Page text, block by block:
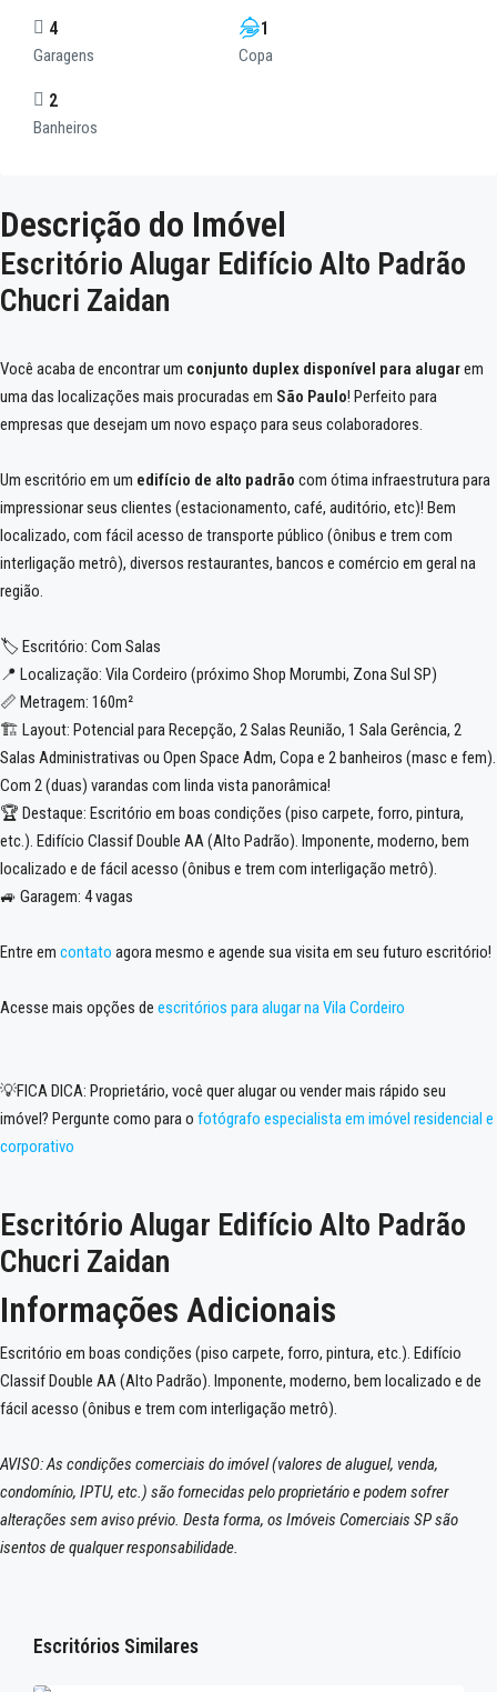
4
Garagens
1
Copa
2
Banheiros
Descrição do Imóvel
Escritório Alugar Edifício Alto Padrão
Chucri Zaidan
Você acaba de encontrar um conjunto duplex disponível para alugarem
uma das localizações mais procuradas em São Paulo! Perfeito para
empresas que desejam um novo espaço para seus colaboradores.
Um escritório em um edifício de alto padrão com ótima infraestrutura para
impressionar seus clientes (estacionamento, café, auditório, etc)! Bem
localizado, com fácil acesso de transporte público (ônibus e trem com
interligação metrô), diversos restaurantes, bancos e comércio em geral na
região.
🏷️ Escritório: Com Salas
📍 Localização: Vila Cordeiro (próximo Shop Morumbi, Zona Sul SP)
📏 Metragem: 160m²
🏗️ Layout: Potencial para Recepção, 2 Salas Reunião, 1 Sala Gerência, 2
Salas Administrativas ou Open Space Adm, Copa e 2 banheiros (masc e fem).
Com 2 (duas) varandas com linda vista panorâmica!
🏆 Destaque: Escritório em boas condições (piso carpete, forro, pintura,
etc.). Edifício Classif Double AA (Alto Padrão). Imponente, moderno, bem
localizado e de fácil acesso (ônibus e trem com interligação metrô).
🚙 Garagem: 4 vagas
Entre em contato agora mesmo e agende sua visita em seu futuro escritório!
Acesse mais opções de escritórios para alugar na Vila Cordeiro
💡FICA DICA: Proprietário, você quer alugar ou vender mais rápido seu
imóvel? Pergunte como para o fotógrafo especialista em imóvel residencial e
corporativo
Escritório Alugar Edifício Alto Padrão
Chucri Zaidan
Informações Adicionais
Escritório em boas condições (piso carpete, forro, pintura, etc.). Edifício
Classif Double AA (Alto Padrão). Imponente, moderno, bem localizado e de
fácil acesso (ônibus e trem com interligação metrô).
AVISO: As condições comerciais do imóvel (valores de aluguel, venda,
condomínio, IPTU, etc.) são fornecidas pelo proprietário e podem sofrer
alterações sem aviso prévio. Desta forma, os Imóveis Comerciais SP são
isentos de qualquer responsabilidade.
Escritórios Similares